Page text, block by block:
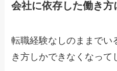
会社に依存した働き方
転職経験なしのままでい
き方しかできなくなって